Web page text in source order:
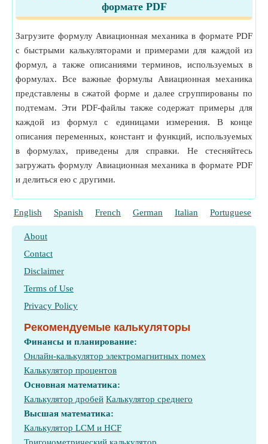
формате PDF
Загрузите формулу Авиационная механика в формате PDF
с быстрыми калькуляторами и примерами для каждой из
формул, а также описаниями терминов, используемых в
формулах. Все важные формулы Авиационная механика
представлены в сжатой форме и далее сгруппированы по
подтемам. Эти PDF-файлы также содержат примеры для
каждой из формул с единицами измерения. В конце
описания переменных, констант и функций, используемых
в формулах, приведены для справки. Не стесняйтесь
загружать формулу Авиационная механика в формате PDF
и делиться ею с другими.
English Spanish French German Italian Portuguese
About
Contact
Disclaimer
Terms of Use
Privacy Policy
Рекомендуемые калькуляторы
Финансы и планирование:
Онлайн-калькулятор электромагнитных помех
Калькулятор процентов
Основная математика:
Калькулятор дробей Калькулятор среднего
Высшая математика:
Калькулятор LCM и HCF